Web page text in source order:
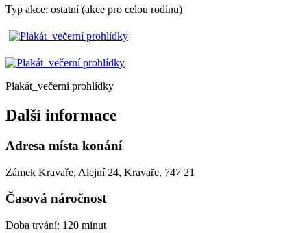
Typ akce: ostatní (akce pro celou rodinu)
Plakát_večerní prohlídky
Další informace
Adresa místa konání
Zámek Kravaře, Alejní 24, Kravaře, 747 21
Časová náročnost
Doba trvání: 120 minut